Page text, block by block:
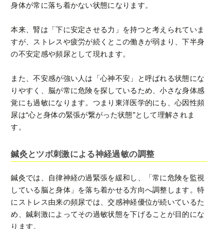
身体が常に落ち着かない状態になります。
本来、腎は「下に安定させる力」を持つと考えられていま
すが、ストレスや疲労が続くとこの働きが弱まり、下半身
の不安定感や頻尿として現れます。
また、不安感が強い人は「心神不安」と呼ばれる状態にな
りやすく、脳が常に危険を探しているため、小さな身体感
覚にも過敏になります。つまり東洋医学的にも、心因性頻
尿は“心と身体の緊張が繋がった状態”として理解されま
す。
鍼灸とツボ刺激による神経過敏の調整
鍼灸では、自律神経の過緊張を緩和し、「常に危険を監視
している脳と身体」を落ち着かせる方向へ調整します。特
にストレス由来の頻尿では、交感神経優位が続いているた
め、鍼刺激によってその過敏状態を下げることが目的にな
ります。